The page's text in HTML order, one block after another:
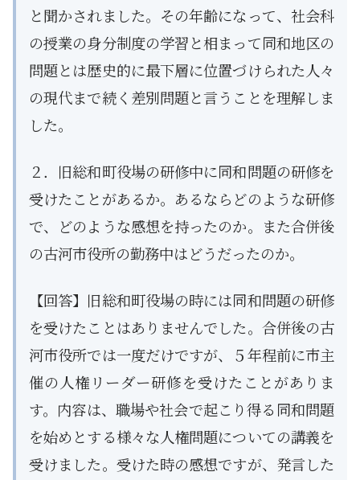
と聞かされました。その年齢になって、社会科
の授業の身分制度の学習と相まって同和地区の
問題とは歴史的に最下層に位置づけられた人々
の現代まで続く差別問題と言うことを理解しま
した。
２．旧総和町役場の研修中に同和問題の研修を
受けたことがあるか。あるならどのような研修
で、どのような感想を持ったのか。また合併後
の古河市役所の勤務中はどうだったのか。
【回答】旧総和町役場の時には同和問題の研修
を受けたことはありませんでした。合併後の古
河市役所では一度だけですが、５年程前に市主
催の人権リーダー研修を受けたことがありま
す。内容は、職場や社会で起こり得る同和問題
を始めとする様々な人権問題についての講義を
受けました。受けた時の感想ですが、発言した